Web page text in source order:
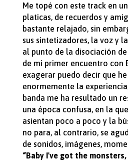
Me topé con este track en
platicas, de recuerdos y
bastante relajado, sin
sus sintetizadores, la voz y
al punto de la disociación
de mi primer encuentro con
exagerar puedo decir que
enormemente la
banda me ha resultado un
una época confusa, en la
asientan poco a poco y la
no para, al contrario, se
de sonidos, imágenes,
“Baby I've got the monsters,